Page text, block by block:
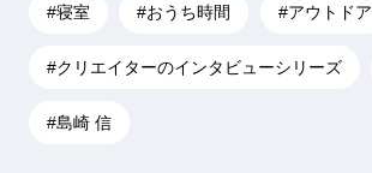
#寝室 #おうち時間 #アウトドア
#クリエイターのインタビューシリーズ
#島崎 信